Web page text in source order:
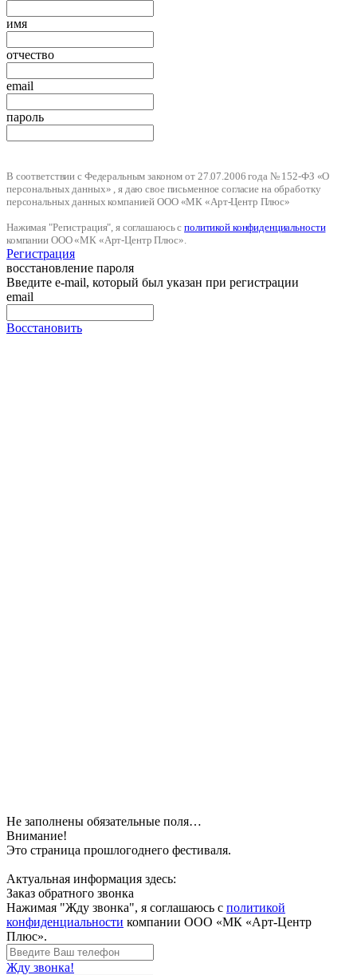
имя
отчество
email
пароль
В соответствии с Федеральным законом от 27.07.2006 года № 152-ФЗ «О
персональных данных» , я даю свое письменное согласие на обработку
персональных данных компанией ООО «МК «Арт-Центр Плюс»
Нажимая "Регистрация", я соглашаюсь сполитикой конфиденциальности
компании ООО «МК «Арт-Центр Плюс».
Регистрация
восстановление пароля
Введите e-mail, который был указан при регистрации
email
Восстановить
Не заполнены обязательные поля…
Внимание!
Это страница прошлогоднего фестиваля.
Актуальная информация здесь:
Заказ обратного звонка
Нажимая "Жду звонка", я соглашаюсь с политикой
конфиденциальности компании ООО «МК «Арт-Центр
Плюс».
Жду звонка!